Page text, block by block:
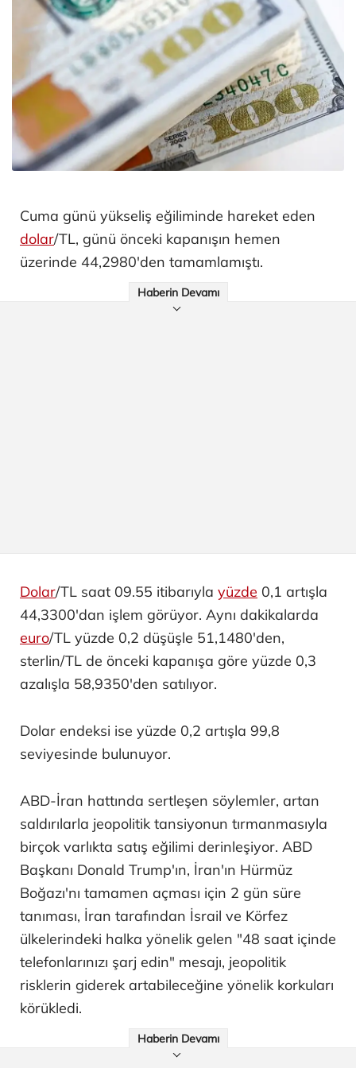
Cuma günü yükseliş eğiliminde hareket eden
dolar/TL, günü önceki kapanışın hemen
üzerinde 44,2980'den tamamlamıştı.
Haberin Devamı
Dolar/TL saat 09.55 itibarıyla yüzde 0,1 artışla
44,3300'dan işlem görüyor. Aynı dakikalarda
euro/TL yüzde 0,2 düşüşle 51,1480'den,
sterlin/TL de önceki kapanışa göre yüzde 0,3
azalışla 58,9350'den satılıyor.
Dolar endeksi ise yüzde 0,2 artışla 99,8
seviyesinde bulunuyor.
ABD-İran hattında sertleşen söylemler, artan
saldırılarla jeopolitik tansiyonun tırmanmasıyla
birçok varlıkta satış eğilimi derinleşiyor. ABD
Başkanı Donald Trump'ın, İran'ın Hürmüz
Boğazı'nı tamamen açması için 2 gün süre
tanıması, İran tarafından İsrail ve Körfez
ülkelerindeki halka yönelik gelen "48 saat içinde
telefonlarınızı şarj edin" mesajı, jeopolitik
risklerin giderek artabileceğine yönelik korkuları
körükledi.
Haberin Devamı